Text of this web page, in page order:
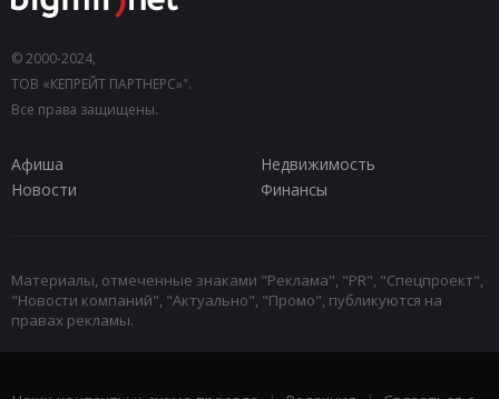
© 2000-2024,
ТОВ «КЕПРЕЙТ ПАРТНЕРС»".
Все права защищены.
Афиша
Недвижимость
Новости
Финансы
Материалы, отмеченные знаками "Реклама", "PR", "Спецпроект",
"Новости компаний", "Актуально", "Промо", публикуются на
правах рекламы.